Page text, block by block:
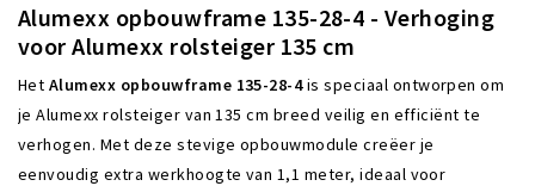
Alumexx opbouwframe 135-28-4 - Verhoging
voor Alumexx rolsteiger 135 cm
Het Alumexx opbouwframe 135-28-4is speciaal ontworpen om
je Alumexx rolsteiger van 135 cm breed veilig en efficiënt te
verhogen. Met deze stevige opbouwmodule creëer je
eenvoudig extra werkhoogte van 1,1 meter, ideaal voor